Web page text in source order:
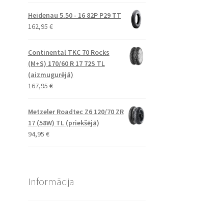
Heidenau 5.50 - 16 82P P29 TT
162,95 €
Continental TKC 70 Rocks
(M+S) 170/60 R 17 72S TL
(aizmugurējā)
167,95 €
Metzeler Roadtec Z6 120/70 ZR
17 (58W) TL (priekšējā)
94,95 €
Informācija